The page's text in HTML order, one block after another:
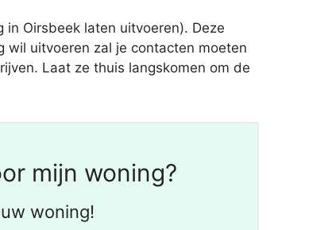
Oirsbeek laten uitvoeren). Deze
wil uitvoeren zal je contacten moeten
Laat ze thuis langskomen om de
mijn woning?
woning!